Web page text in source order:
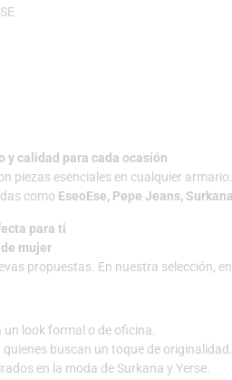
y calidad para cada ocasión
piezas esenciales en cualquier
como EseoEse, Pepe Jeans,
para ti
mujer
propuestas. En nuestra selección,
un look formal o de oficina.
quienes buscan un toque de originalidad.
en la moda de Surkana y Yerse.